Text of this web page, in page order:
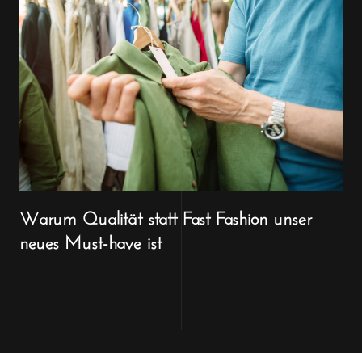
Warum Qualität statt Fast Fashion unser
neues Must-have ist